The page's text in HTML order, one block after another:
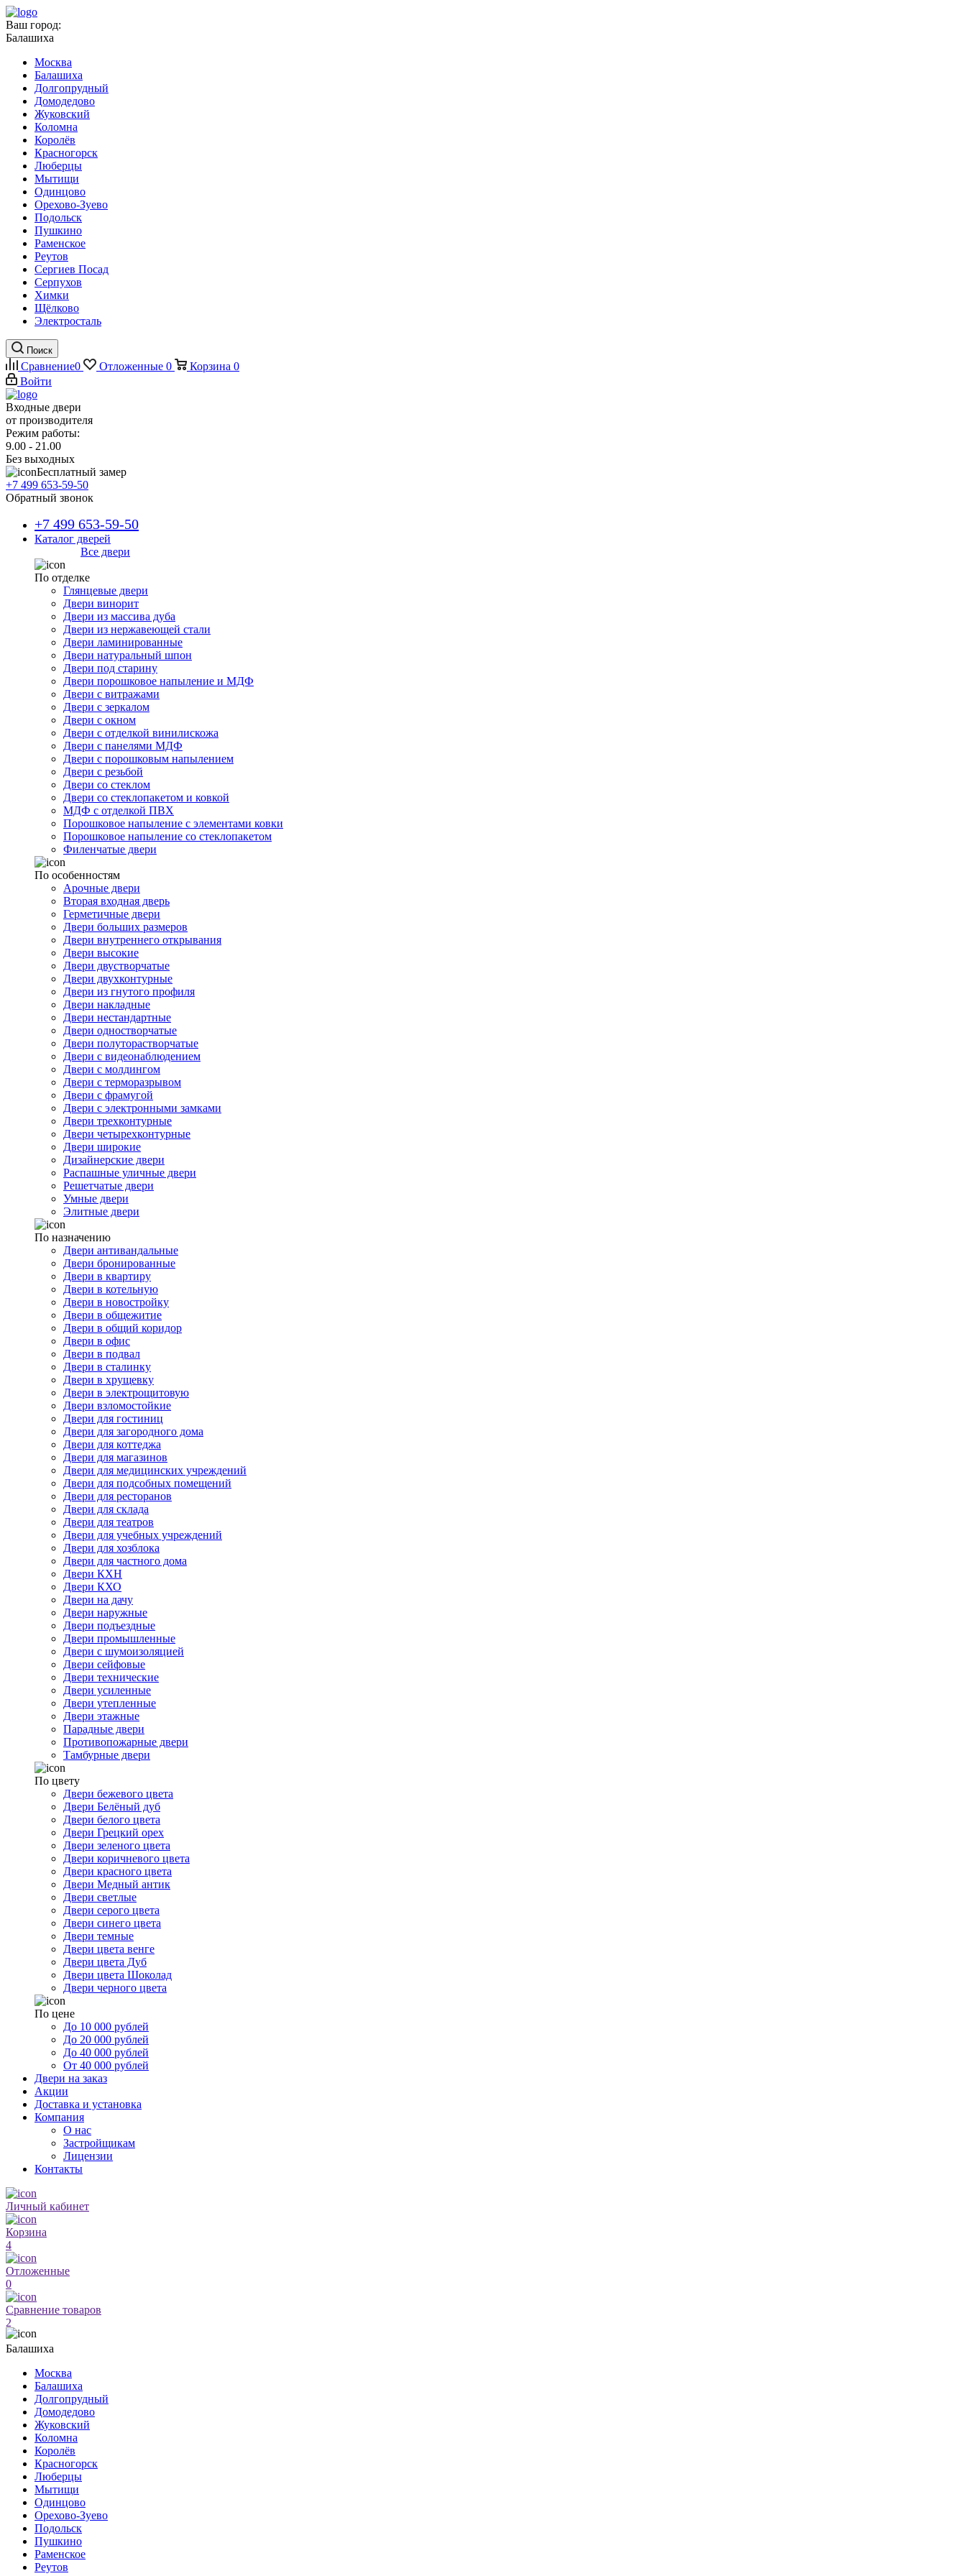
Ваш город:
Балашиха
Москва
Балашиха
Долгопрудный
Домодедово
Жуковский
Коломна
Королёв
Красногорск
Люберцы
Мытищи
Одинцово
Орехово-Зуево
Подольск
Пушкино
Раменское
Реутов
Сергиев Посад
Серпухов
Химки
Щёлково
Электросталь
Поиск
Сравнение0 Отложенные 0 Корзина 0
Войти
Входные двери
от производителя
Режим работы:
9.00 - 21.00
Без выходных
Бесплатный замер
+7 499 653-59-50
Обратный звонок
+7 499 653-59-50
Каталог дверей
Все двери
По отделке
Глянцевые двери
Двери винорит
Двери из массива дуба
Двери из нержавеющей стали
Двери ламинированные
Двери натуральный шпон
Двери под старину
Двери порошковое напыление и МДФ
Двери с витражами
Двери с зеркалом
Двери с окном
Двери с отделкой винилискожа
Двери с панелями МДФ
Двери с порошковым напылением
Двери с резьбой
Двери со стеклом
Двери со стеклопакетом и ковкой
МДФ с отделкой ПВХ
Порошковое напыление с элементами ковки
Порошковое напыление со стеклопакетом
Филенчатые двери
По особенностям
Арочные двери
Вторая входная дверь
Герметичные двери
Двери больших размеров
Двери внутреннего открывания
Двери высокие
Двери двустворчатые
Двери двухконтурные
Двери из гнутого профиля
Двери накладные
Двери нестандартные
Двери одностворчатые
Двери полуторастворчатые
Двери с видеонаблюдением
Двери с молдингом
Двери с терморазрывом
Двери с фрамугой
Двери с электронными замками
Двери трехконтурные
Двери четырехконтурные
Двери широкие
Дизайнерские двери
Распашные уличные двери
Решетчатые двери
Умные двери
Элитные двери
По назначению
Двери антивандальные
Двери бронированные
Двери в квартиру
Двери в котельную
Двери в новостройку
Двери в общежитие
Двери в общий коридор
Двери в офис
Двери в подвал
Двери в сталинку
Двери в хрущевку
Двери в электрощитовую
Двери взломостойкие
Двери для гостиниц
Двери для загородного дома
Двери для коттеджа
Двери для магазинов
Двери для медицинских учреждений
Двери для подсобных помещений
Двери для ресторанов
Двери для склада
Двери для театров
Двери для учебных учреждений
Двери для хозблока
Двери для частного дома
Двери КХН
Двери КХО
Двери на дачу
Двери наружные
Двери подъездные
Двери промышленные
Двери с шумоизоляцией
Двери сейфовые
Двери технические
Двери усиленные
Двери утепленные
Двери этажные
Парадные двери
Противопожарные двери
Тамбурные двери
По цвету
Двери бежевого цвета
Двери Белёный дуб
Двери белого цвета
Двери Грецкий орех
Двери зеленого цвета
Двери коричневого цвета
Двери красного цвета
Двери Медный антик
Двери светлые
Двери серого цвета
Двери синего цвета
Двери темные
Двери цвета венге
Двери цвета Дуб
Двери цвета Шоколад
Двери черного цвета
По цене
До 10 000 рублей
До 20 000 рублей
До 40 000 рублей
От 40 000 рублей
Двери на заказ
Акции
Доставка и установка
Компания
О нас
Застройщикам
Лицензии
Контакты
Личный кабинет
Корзина
4
Отложенные
0
Сравнение товаров
2
Балашиха
Москва
Балашиха
Долгопрудный
Домодедово
Жуковский
Коломна
Королёв
Красногорск
Люберцы
Мытищи
Одинцово
Орехово-Зуево
Подольск
Пушкино
Раменское
Реутов